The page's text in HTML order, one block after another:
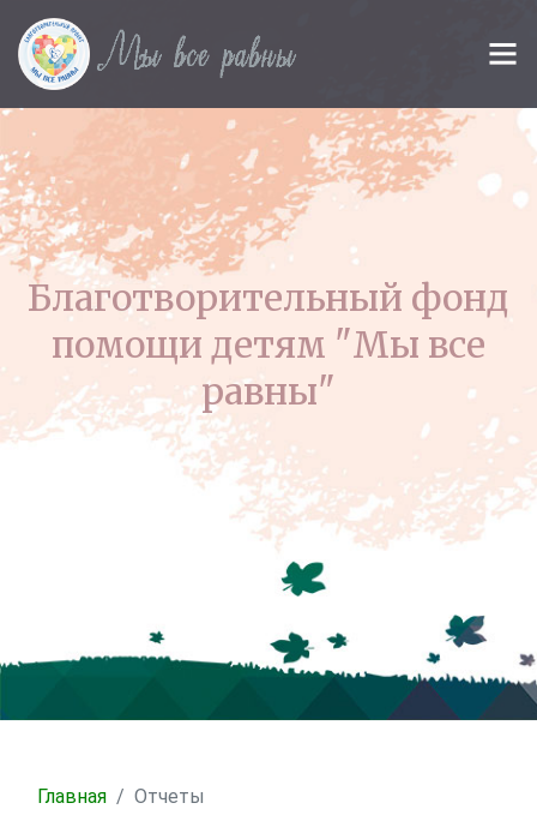
Благотворительный фонд
помощи детям "Мы все
равны"
Главная Отчеты